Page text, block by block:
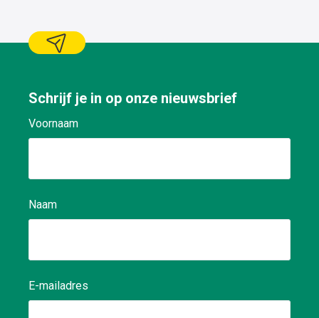
Schrijf je in op onze nieuwsbrief
Voornaam
Naam
E-mailadres